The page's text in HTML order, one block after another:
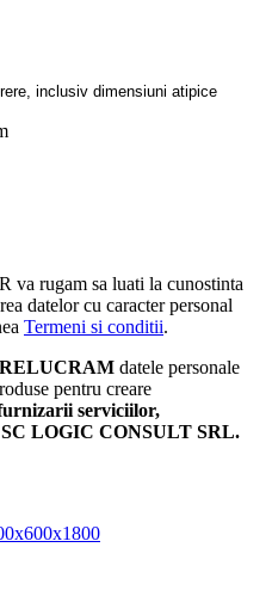
inclusiv dimensiuni atipice
va rugam sa luati la cunostinta
datelor cu caracter personal
Termeni si conditii.
datele personale
pentru creare
serviciilor,
SC LOGIC CONSULT SRL.